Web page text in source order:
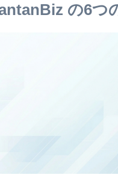
の6つ